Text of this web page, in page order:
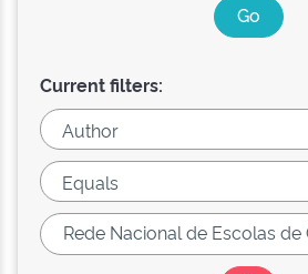
Current filters: